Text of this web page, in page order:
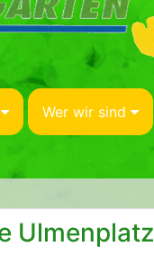
Wer wir sind
Ulmenplatz